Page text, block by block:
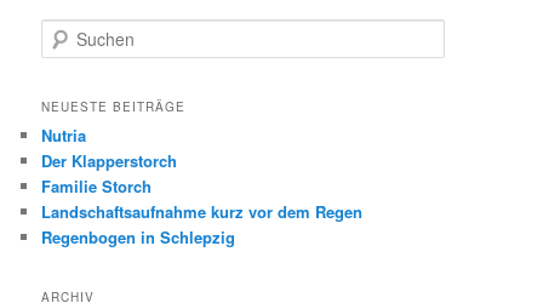
u
h
n
NEUESTE BEITRÄGE
Nutria
Der Klapperstorch
Familie Storch
Landschaftsaufnahme kurz vor dem Regen
Regenbogen in Schlepzig
ARCHIV